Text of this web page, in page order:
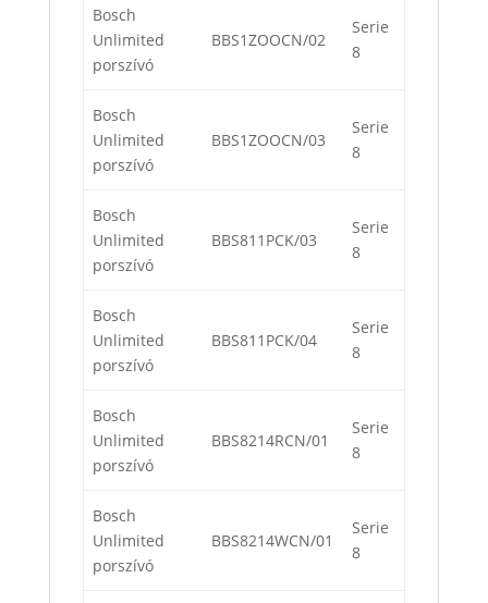
Bosch
Unlimited
porszívó
BBS1ZOOCN/02
Serie
8
Bosch
Unlimited
porszívó
BBS1ZOOCN/03
Serie
8
Bosch
Unlimited
porszívó
BBS811PCK/03
Serie
8
Bosch
Unlimited
porszívó
BBS811PCK/04
Serie
8
Bosch
Unlimited
porszívó
BBS8214RCN/01
Serie
8
Bosch
Unlimited
porszívó
BBS8214WCN/01
Serie
8